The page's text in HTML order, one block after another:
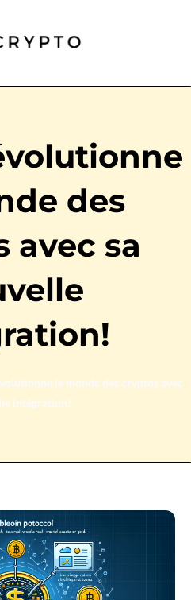
des
avec sa
le monde des cryptos avec
intégration!